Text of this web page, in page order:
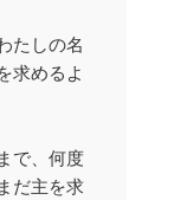
たしの名
求めるよ
で、何度
だ主を求